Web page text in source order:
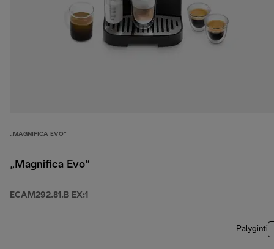
„MAGNIFICA EVO“
„Magnifica Evo“
ECAM292.81.B EX:1
Palyginti